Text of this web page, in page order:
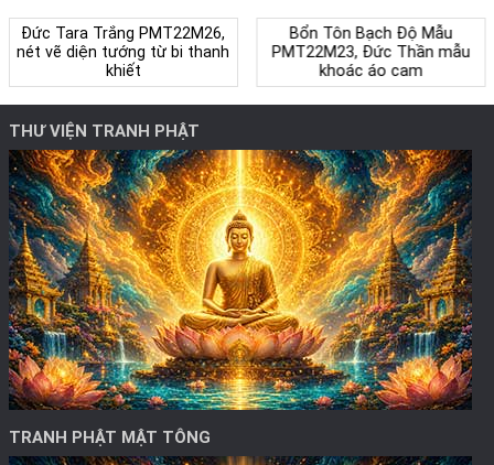
Đức Tara Trắng PMT22M26,
nét vẽ diện tướng từ bi thanh
khiết
Bổn Tôn Bạch Độ Mẫu
PMT22M23, Đức Thần mẫu
khoác áo cam
THƯ VIỆN TRANH PHẬT
TRANH PHẬT MẬT TÔNG